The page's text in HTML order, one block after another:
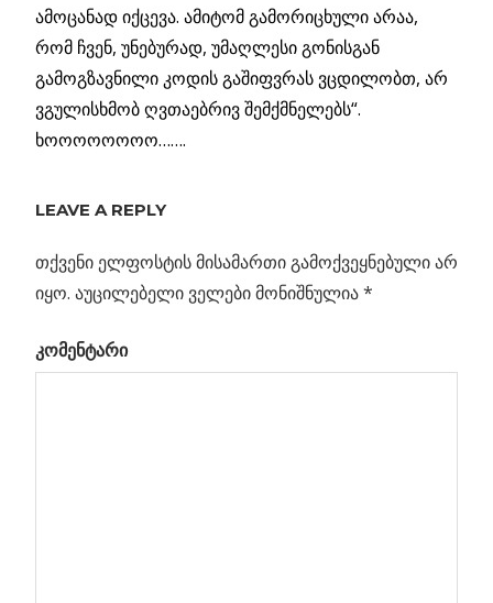
ამოცანად იქცევა. ამიტომ გამორიცხული არაა,
რომ ჩვენ, უნებურად, უმაღლესი გონისგან
გამოგზავნილი კოდის გაშიფვრას ვცდილობთ, არ
ვგულისხმობ ღვთაებრივ შემქმნელებს“.
ხოოოოოოოო…….
ᲮᲔᲚᲔᲑᲘᲗ:
ᲗᲔᲝᲠᲘᲐ
პოსტის
Previous
Post:
ნასა მისია
„ევკლიდში“
LEAVE A REPLY
თქვენი ელფოსტის მისამართი გამოქვეყნებული არ
იყო. აუცილებელი ველები მონიშნულია*
კომენტარი